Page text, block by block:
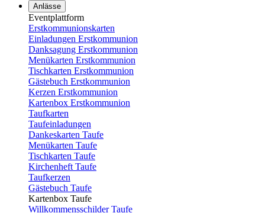
Anlässe
Eventplattform
Erstkommunionskarten
Einladungen Erstkommunion
Danksagung Erstkommunion
Menükarten Erstkommunion
Tischkarten Erstkommunion
Gästebuch Erstkommunion
Kerzen Erstkommunion
Kartenbox Erstkommunion
Taufkarten
Taufeinladungen
Dankeskarten Taufe
Menükarten Taufe
Tischkarten Taufe
Kirchenheft Taufe
Taufkerzen
Gästebuch Taufe
Kartenbox Taufe
Willkommensschilder Taufe